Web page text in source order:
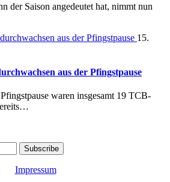
der Saison angedeutet hat, nimmt nun
15.
aus der Pfingstpause
waren insgesamt 19 TCB-
Impressum